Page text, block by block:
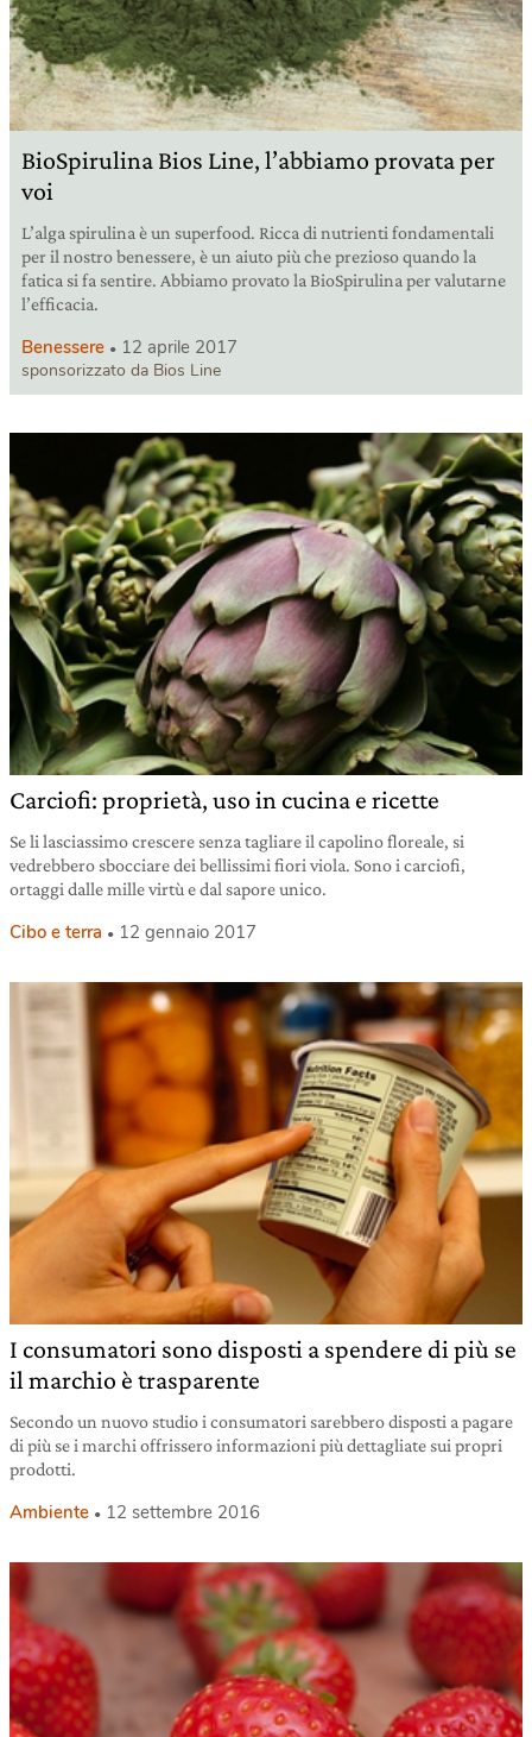
BioSpirulina Bios Line, l’abbiamo provata per
voi
L’alga spirulina è un superfood. Ricca di nutrienti fondamentali
per il nostro benessere, è un aiuto più che prezioso quando la
fatica si fa sentire. Abbiamo provato la BioSpirulina per valutarne
l’efficacia.
Benessere 12 aprile 2017
sponsorizzato da Bios Line
Carciofi: proprietà, uso in cucina e ricette
Se li lasciassimo crescere senza tagliare il capolino floreale, si
vedrebbero sbocciare dei bellissimi fiori viola. Sono i carciofi,
ortaggi dalle mille virtù e dal sapore unico.
Cibo e terra 12 gennaio 2017
I consumatori sono disposti a spendere di più se
il marchio è trasparente
Secondo un nuovo studio i consumatori sarebbero disposti a pagare
di più se i marchi offrissero informazioni più dettagliate sui propri
prodotti.
Ambiente 12 settembre 2016